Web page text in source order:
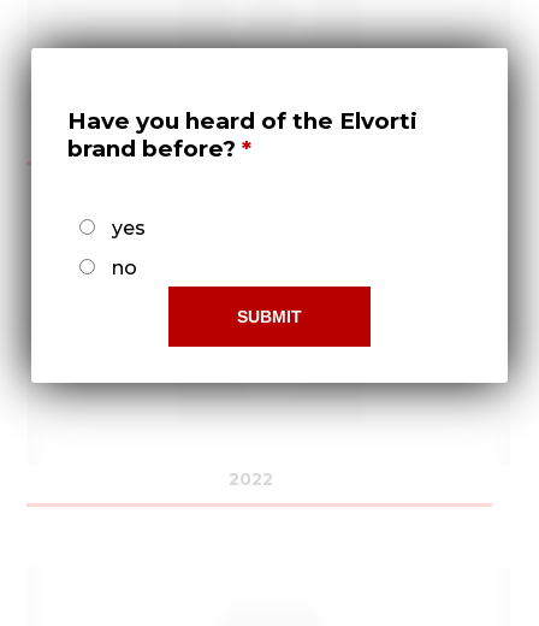
2021
2022
Have you heard of the Elvorti
brand before?
yes
no